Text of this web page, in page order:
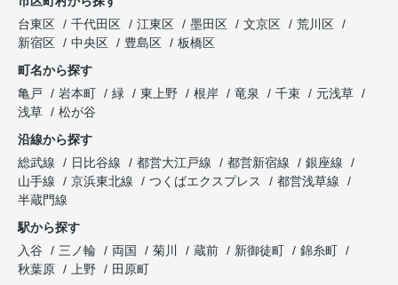
台東区
千代田区 江東区 墨田区 文京区
荒川区
新宿区
中央区 豊島区
板橋区
町名から探す
亀戸
岩本町 緑 東上野 根岸 竜泉 千束
元浅草
浅草
松が谷
沿線から探す
総武線
日比谷線 都営大江戸線 都営新宿線
銀座線
山手線
京浜東北線 つくばエクスプレス
都営浅草線
半蔵門線
駅から探す
入谷
三ノ輪 両国 菊川 蔵前 新御徒町
錦糸町
秋葉原
上野 田原町